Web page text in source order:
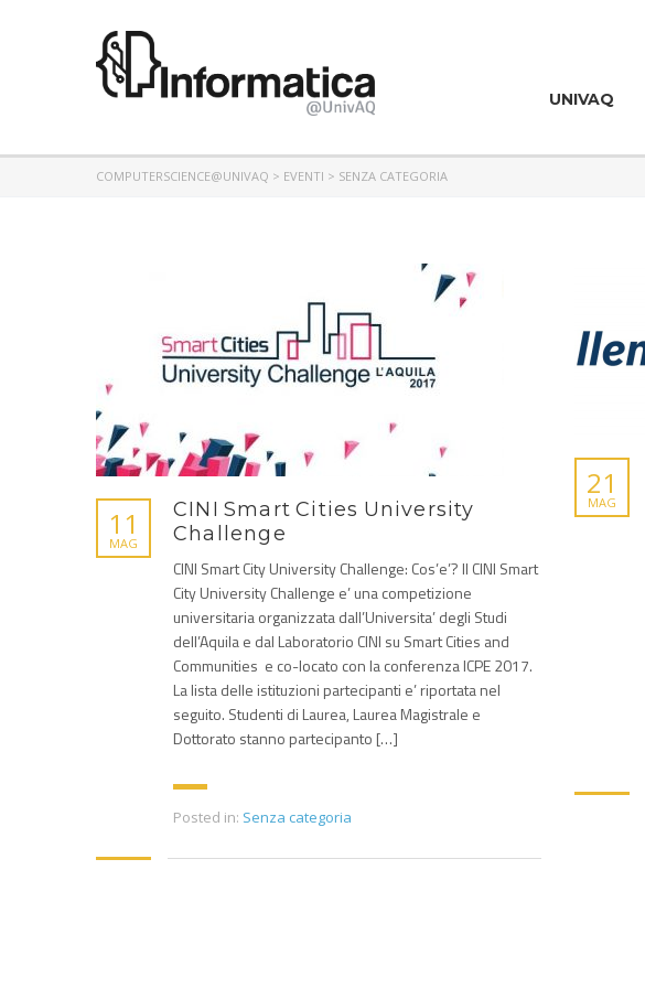
UNIVAQ
COMPUTERSCIENCE@UNIVAQ > EVENTI > SENZA CATEGORIA
11
MAG
CINI Smart Cities University
Challenge
CINI Smart City University Challenge: Cos’e’? Il CINI Smart
City University Challenge e’ una competizione
universitaria organizzata dall’Universita’ degli Studi
dell’Aquila e dal Laboratorio CINI su Smart Cities and
Communities e co-locato con la conferenza ICPE 2017.
La lista delle istituzioni partecipanti e’ riportata nel
seguito. Studenti di Laurea, Laurea Magistrale e
Dottorato stanno partecipanto […]
Posted in: Senza categoria
21
MAG